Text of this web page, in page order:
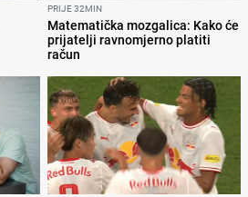
PRIJE 32MIN
Matematička mozgalica: Kako će
prijatelji ravnomjerno platiti
račun